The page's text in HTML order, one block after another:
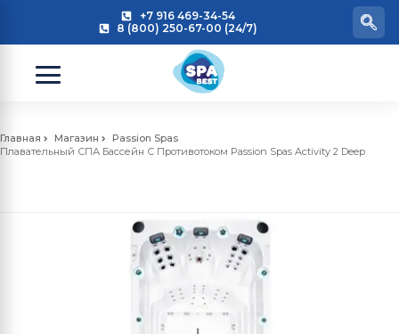
+7 916 469-34-54
8 (800) 250-67-00 (24/7)
Главная Магазин
Passion Spas
Плавательный СПА Бассейн С Противотоком Passion Spas Activity 2 Deep